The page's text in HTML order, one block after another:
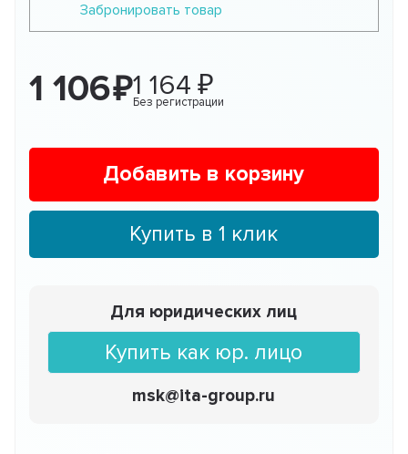
Забронировать товар
1 106 1 164
Без регистрации
Добавить в корзину
Купить в 1 клик
Для юридических лиц
Купить как юр. лицо
msk@ita-group.ru